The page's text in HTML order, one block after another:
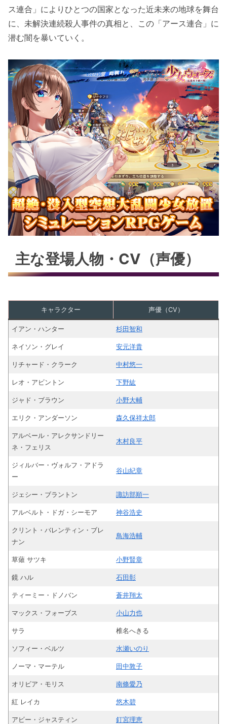
ス連合」によりひとつの国家となった近未来の地球を舞台
に、未解決連続殺人事件の真相と、この「アース連合」に
潜む闇を暴いていく。
主な登場人物・CV（声優）
キャラクター 声優（CV）
イアン・ハンター 杉田智和
ネイソン・グレイ 安元洋貴
リチャード・クラーク 中村悠一
レオ・アビントン 下野紘
ジャド・ブラウン 小野大輔
エリク・アンダーソン 森久保祥太郎
アルベール・アレクサンドリー
ネ・フェリス
木村良平
ジィルバー・ヴォルフ・アドラ
ー
谷山紀章
ジェシー・ブラントン 諏訪部順一
アルベルト・ドガ・シーモア 神谷浩史
クリント・バレンティン・ブレ
ナン
鳥海浩輔
草薙 サツキ 小野賢章
鏡 ハル 石田彰
ティーミー・ドノバン 蒼井翔太
マックス・フォーブス 小山力也
サラ 椎名へきる
ソフィー・ベルツ 水瀬いのり
ノーマ・マーテル 田中敦子
オリビア・モリス 南條愛乃
紅 レイカ 悠木碧
アビー・ジャスティン 釘宮理恵